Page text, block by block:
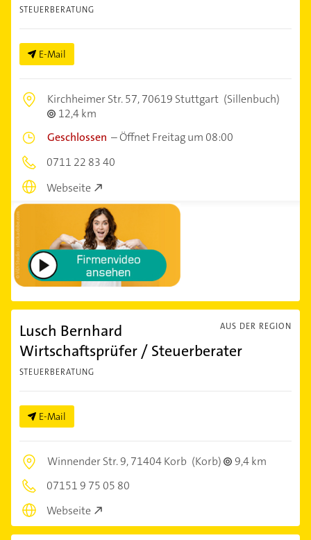
STEUERBERATUNG
E-Mail
Kirchheimer Str. 57,70619 Stuttgart (Sillenbuch)
12,4 km
Geschlossen –Öffnet Freitag um 08:00
0711 22 83 40
Webseite
AUS DER REGION
Lusch Bernhard
Wirtschaftsprüfer / Steuerberater
STEUERBERATUNG
E-Mail
Winnender Str. 9,71404 Korb (Korb)
9,4 km
07151 9 75 05 80
Webseite